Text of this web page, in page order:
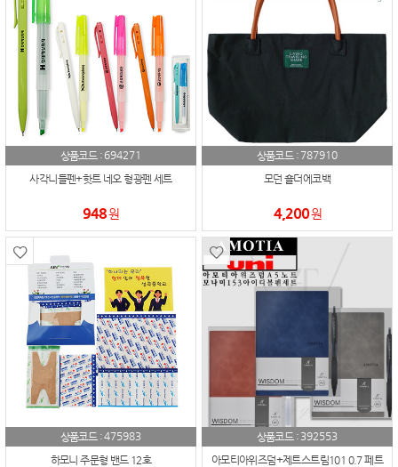
상품코드 : 694271
사각니들펜+핫트 네오 형광펜 세트
948원
상품코드 : 787910
모던 숄더에코백
4,200원
상품코드 :475983
하모니 주문형 밴드 12호
상품코드 : 392553
아모티아위즈덤+제트스트림101 0.7 페트